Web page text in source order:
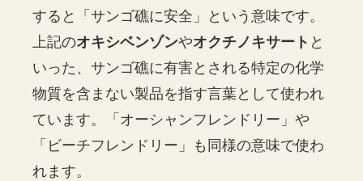
すると「サンゴ礁に安全」という意味です。
上記のオキシベンゾンやオクチノキサート と
いった、サンゴ礁に有害とされる特定の化学
物質を含まない製品を指す言葉として使われ
ています。「オーシャンフレンドリー」や
「ビーチフレンドリー」も同様の意味で使わ
れます。